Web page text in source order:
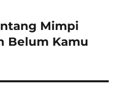
Mimpi
Belum Kamu